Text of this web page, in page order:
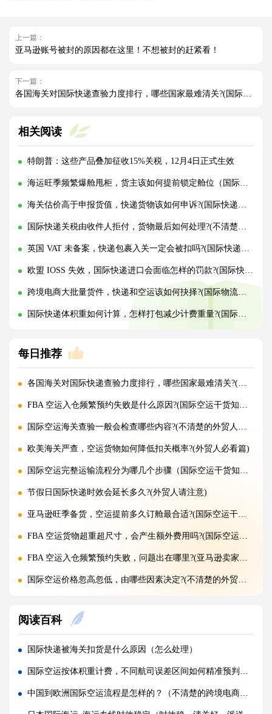
上一篇：
亚马逊账号被封的原因都在这里！不想被封的赶紧看！
下一篇：
相关阅读
特朗普：这些产品叠加征收15%关税，12月4日正式生效
海运旺季频繁爆舱甩柜，货主该如何提前锁定舱位（国际海运干货知识分享）
海关估价高于申报货值，快递货物该如何申诉?(国际快递干货知识分享)
国际快递关税由收件人拒付，货物最后如何处理?(不清楚的外贸人看过来)
英国 VAT 未备案，快递包裹入关一定会被扣吗?(国际快递干货知识分享)
欧盟 IOSS 失效，国际快递进口会面临怎样的罚款?(国际快递干货知识分享)
跨境电商大批量货件，快递和空运该如何抉择?(国际物流干货知识分享)
国际快递体积重如何计算，怎样打包减少计费重量?(国际快递干货知识分享)
每日推荐
各国海关对国际快递查验力度排行，哪些国家最难清关?(国际快递干货知识分享)
FBA 空运入仓频繁预约失败是什么原因?(国际空运干货知识分享)
国际空运海关查验一般会检查哪些内容?(不清楚的外贸人看过来)
欧美海关严查，空运货物如何降低扣关概率?(外贸人必看篇)
国际空运完整运输流程分为哪几个步骤（国际空运干货知识分享）
节假日国际快递时效会延长多久?(外贸人请注意)
亚马逊旺季备货，空运提前多久订舱最合适?(国际空运干货知识分享)
FBA 空运货物超重超尺寸，会产生额外费用吗?(国际空运干货知识分享)
FBA 空运入仓频繁预约失败，问题出在哪里?(亚马逊卖家请注意)
国际空运价格忽高忽低，由哪些因素决定?(不清楚的外贸人看过来)
黑五圣诞空运爆仓，提前多久锁舱可避开港口长时间排队?(不清楚的跨境卖家看过来)
实木托盘无 IPPC 标识，空运落地除销毁外有哪些整改方式(国际空运干货知识分享)
空运到仓长期不上架，如何区分物流延误与亚马逊仓内拥堵?(国际空运干货知识分享)
美仓热门地址，空派派送经常拒收该怎么处理（不清楚的跨境卖家看过来）
海关认定货值偏高征税，有合规申诉减免税费的办法吗（国际快递干货知识分享）
阅读百科
国际快递被海关扣货是什么原因（怎么处理）
国际空运按体积重计费，不同航司误差区间如何精准预判（国际空运干货知识分享）
中国到欧洲国际空运流程是怎样的？（不清楚的跨境电商卖家看过来）